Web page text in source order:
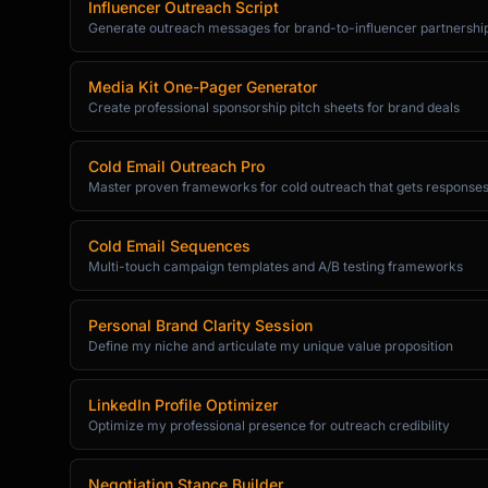
Influencer Outreach Script
Generate outreach messages for brand-to-influencer
Media Kit One-Pager Generator
Create professional sponsorship pitch sheets for brand deals
Cold Email Outreach Pro
Master proven frameworks for cold outreach that gets responses
Cold Email Sequences
Multi-touch campaign templates and A/B testing frameworks
Personal Brand Clarity Session
Define my niche and articulate my unique value proposition
LinkedIn Profile Optimizer
Optimize my professional presence for outreach credibility
Negotiation Stance Builder